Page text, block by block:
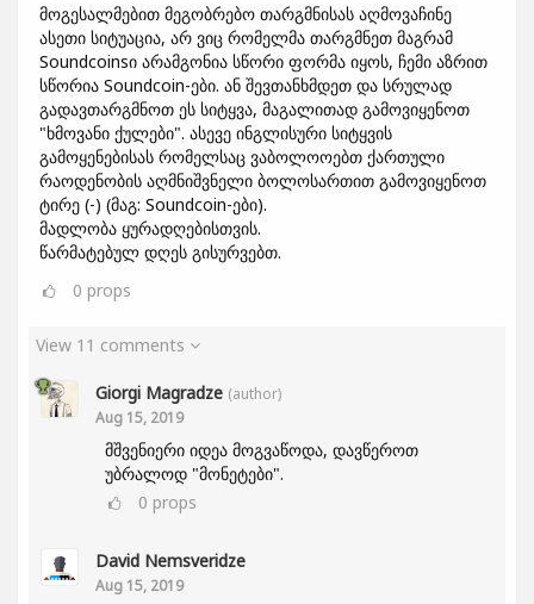
მოგესალმებით მეგობრებო თარგმნისას აღმოვაჩინე
ასეთი სიტუაცია, არ ვიც რომელმა თარგმნეთ მაგრამ
Soundcoinsი არამგონია სწორი ფორმა იყოს, ჩემი აზრით
სწორია Soundcoin-ები. ან შევთანხმდეთ და სრულად
გადავთარგმნოთ ეს სიტყვა, მაგალითად გამოვიყენოთ
"ხმოვანი ქულები". ასევე ინგლისური სიტყვის
გამოყენებისას რომელსაც ვაბოლოოებთ ქართული
რაოდენობის აღმნიშვნელი ბოლოსართით გამოვიყენოთ
ტირე (-) (მაგ: Soundcoin-ები).
მადლობა ყურადღებისთვის.
წარმატებულ დღეს გისურვებთ.
0 props
View 11 comments
Giorgi Magradze (author)
Aug 15, 2019
მშვენიერი იდეა მოგვაწოდა, დავწეროთ
უბრალოდ "მონეტები".
0 props
David Nemsveridze
Aug 15, 2019